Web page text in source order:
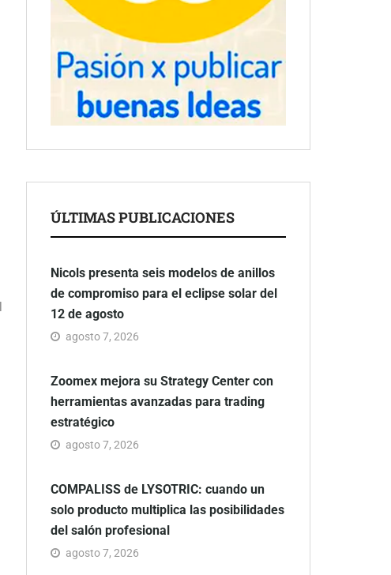
ÚLTIMAS PUBLICACIONES
Nicols presenta seis modelos de anillos
de compromiso para el eclipse solar del
12 de agosto
agosto 7, 2026
Zoomex mejora su Strategy Center con
herramientas avanzadas para trading
estratégico
agosto 7, 2026
COMPALISS de LYSOTRIC: cuando un
solo producto multiplica las posibilidades
del salón profesional
agosto 7, 2026